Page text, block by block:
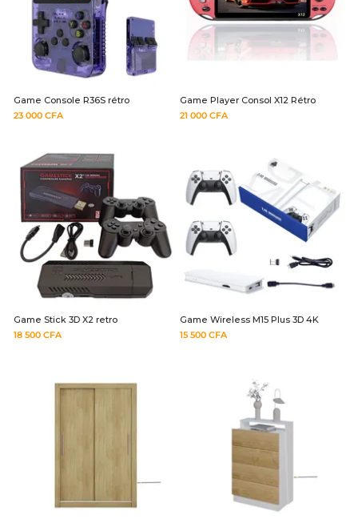
Game Console R36S rétro
23 000 CFA
Game Player Consol X12 Rétro
21 000 CFA
Game Stick 3D X2 retro
18 500 CFA
Game Wireless M15 Plus 3D 4K
15 500 CFA